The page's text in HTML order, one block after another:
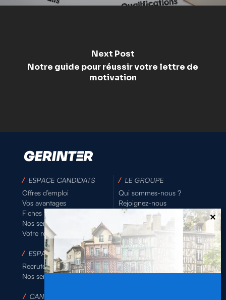
Next Post
Notre guide pour réussir votre lettre de
motivation
/ ESPACE CANDIDATS
Offres d’emploi
Vos avantages
Fiches pratiques
Nos services
Votre relevé d’heures
/ ESPACE ENTREPRISES
Recruter en ligne
Nos services
/ CANDIDATURE
/ LE GROUPE
Qui sommes-nous ?
Rejoignez-nous
Nos partenaires
Actualités
/ NOUS CONTACTER
/SUIVEZ-NOUS SUR :